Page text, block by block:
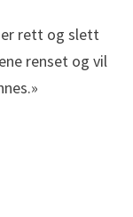
er rett og slett
renset og vil